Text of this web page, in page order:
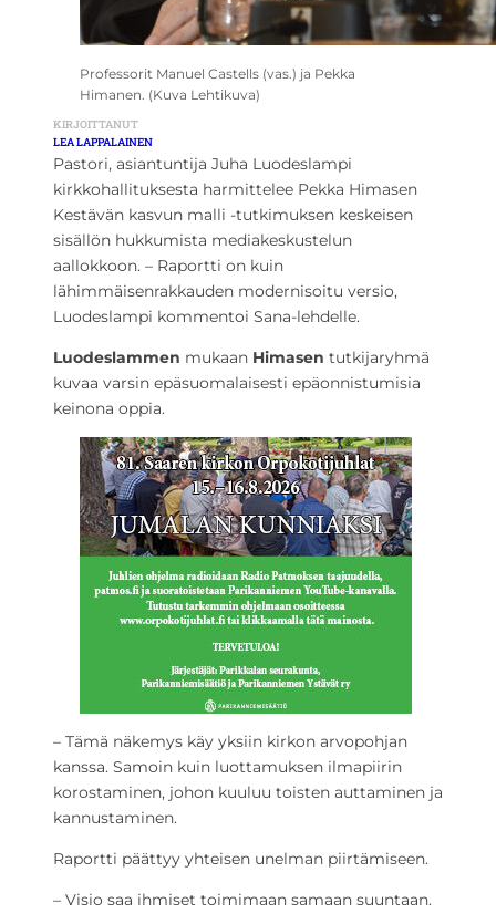
Professorit Manuel Castells (vas.) ja Pekka
Himanen. (Kuva Lehtikuva)
KIRJOITTANUT
LEA LAPPALAINEN
Pastori, asiantuntija Juha Luodeslampi
kirkkohallituksesta harmittelee Pekka Himasen
Kestävän kasvun malli -tutkimuksen keskeisen
sisällön hukkumista mediakeskustelun
aallokkoon. – Raportti on kuin
lähimmäisenrakkauden modernisoitu versio,
Luodeslampi kommentoi Sana-lehdelle.
Luodeslammen mukaan Himasen tutkijaryhmä
kuvaa varsin epäsuomalaisesti epäonnistumisia
keinona oppia.
– Tämä näkemys käy yksiin kirkon arvopohjan
kanssa. Samoin kuin luottamuksen ilmapiirin
korostaminen, johon kuuluu toisten auttaminen ja
kannustaminen.
Raportti päättyy yhteisen unelman piirtämiseen.
– Visio saa ihmiset toimimaan samaan suuntaan.